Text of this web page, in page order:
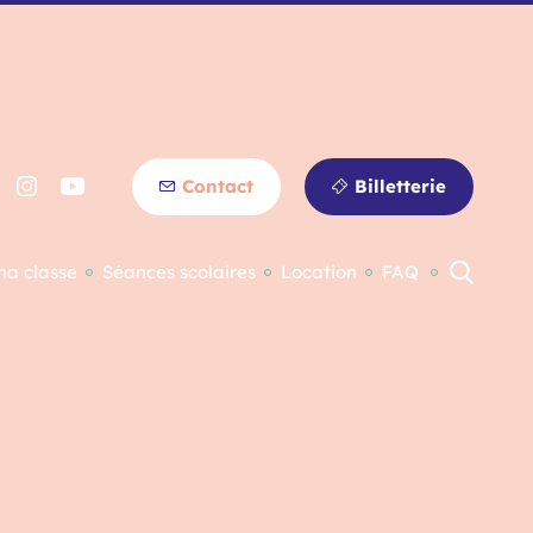
Contact Billetterie
classe Séances scolaires Location FAQ